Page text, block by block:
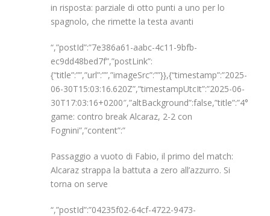
in risposta: parziale di otto punti a uno per lo
spagnolo, che rimette la testa avanti
“,”postId”:”7e386a61-aabc-4c11-9bfb-
ec9dd48bed7f”,”postLink”:
{“title”:””,”url”:””,”imageSrc”:””}},{“timestamp”:”2025-
06-30T15:03:16.620Z”,”timestampUtcIt”:”2025-06-
30T17:03:16+0200″,”altBackground”:false,”title”:”4°
game: contro break Alcaraz, 2-2 con
Fognini”,”content”:”
Passaggio a vuoto di Fabio, il primo del match:
Alcaraz strappa la battuta a zero all’azzurro. Si
torna on serve
“,”postId”:”04235f02-64cf-4722-9473-